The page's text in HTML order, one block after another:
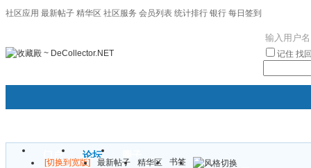
社区应用 最新帖子 精华区 社区服务 会员列表 统计排行 银行 每日签到
记住 找
门户 论坛
[切换到宽版] 最新帖子 精华区
书签